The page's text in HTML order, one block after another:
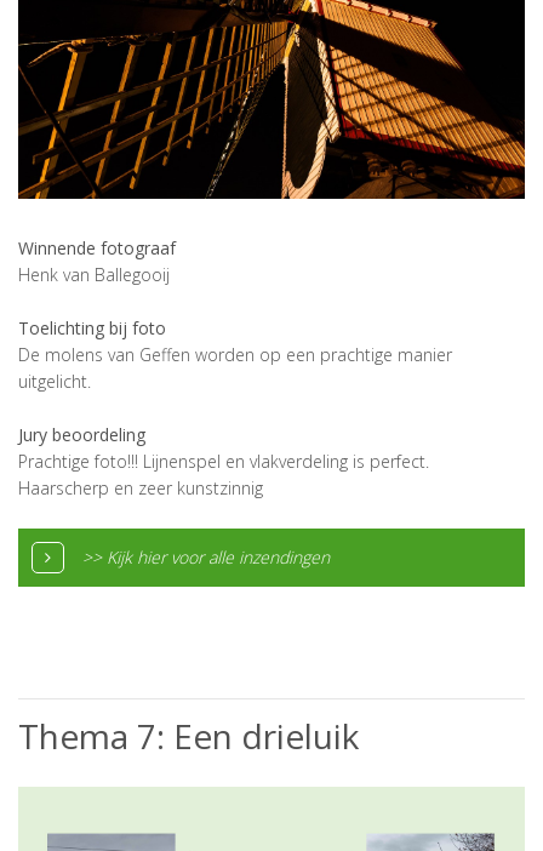
Winnende fotograaf
Henk van Ballegooij
Toelichting bij foto
De molens van Geffen worden op een prachtige manier
uitgelicht.
Jury beoordeling
Prachtige foto!!! Lijnenspel en vlakverdeling is perfect.
Haarscherp en zeer kunstzinnig
>> Kijk hier voor alle inzendingen
Thema 7: Een drieluik